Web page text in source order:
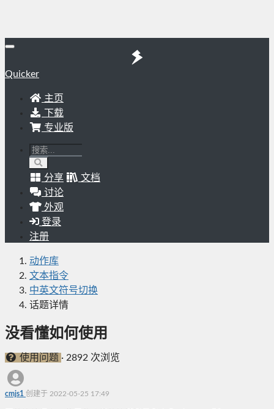
Quicker
主页
下载
专业版
分享
文档
讨论
外观
登录
注册
动作库
文本指令
中英文符号切换
话题详情
没看懂如何使用
使用问题 · 2892 次浏览
cmjs1 创建于 2022-05-25 17:49